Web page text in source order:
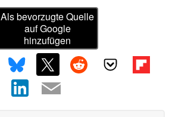
Als bevorzugte Quelle
auf Google
hinzufügen